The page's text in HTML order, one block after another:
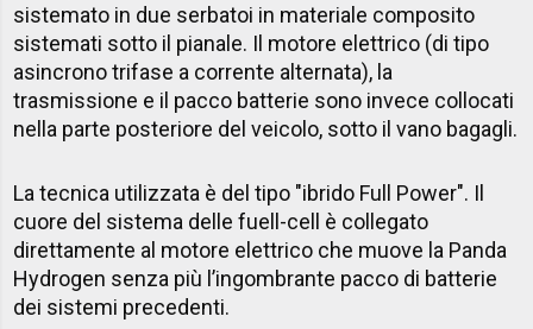
sistemato in due serbatoi in materiale composito
sistemati sotto il pianale. Il motore elettrico (di tipo
asincrono trifase a corrente alternata), la
trasmissione e il pacco batterie sono invece collocati
nella parte posteriore del veicolo, sotto il vano bagagli.
La tecnica utilizzata è del tipo "ibrido Full Power". Il
cuore del sistema delle fuell-cell è collegato
direttamente al motore elettrico che muove la Panda
Hydrogen senza più l’ingombrante pacco di batterie
dei sistemi precedenti.